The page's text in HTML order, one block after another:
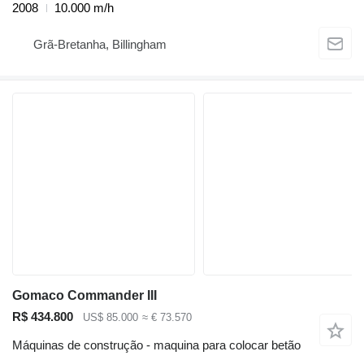
2008
10.000 m/h
Grã-Bretanha, Billingham
Gomaco Commander III
R$ 434.800
US$ 85.000 ≈ € 73.570
Máquinas de construção - maquina para colocar betão